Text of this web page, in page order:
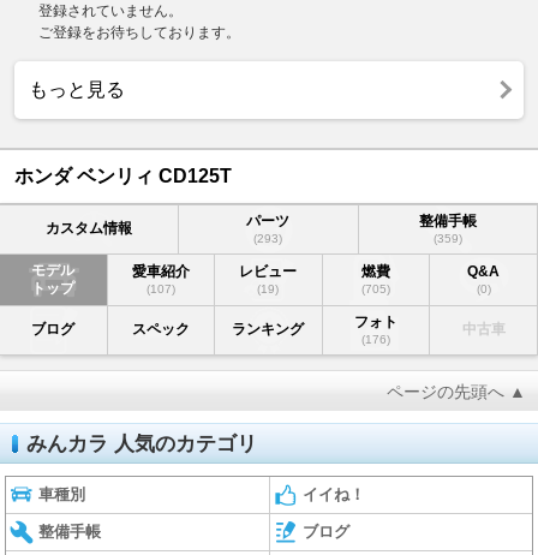
登録されていません。
ご登録をお待ちしております。
もっと見る
ホンダ ベンリィ CD125T
カスタム情報 パーツ
(293)
整備手帳
(359)
モデル
トップ
愛車紹介
(107)
レビュー
(19)
燃費
(705)
Q&A
(0)
ブログ スペック ランキング フォト
(176)
中古車
ページの先頭へ ▲
みんカラ 人気のカテゴリ
車種別 イイね！
整備手帳 ブログ